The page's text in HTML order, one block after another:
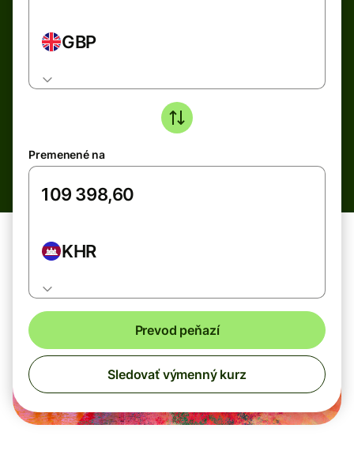
GBP
Premenené na
KHR
Prevod peňazí
Sledovať výmenný kurz